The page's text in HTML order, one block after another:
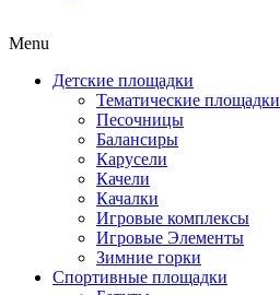
Menu
Детские площадки
Тематические площадки
Песочницы
Балансиры
Карусели
Качели
Качалки
Игровые комплексы
Игровые Элементы
Зимние горки
Спортивные площадки